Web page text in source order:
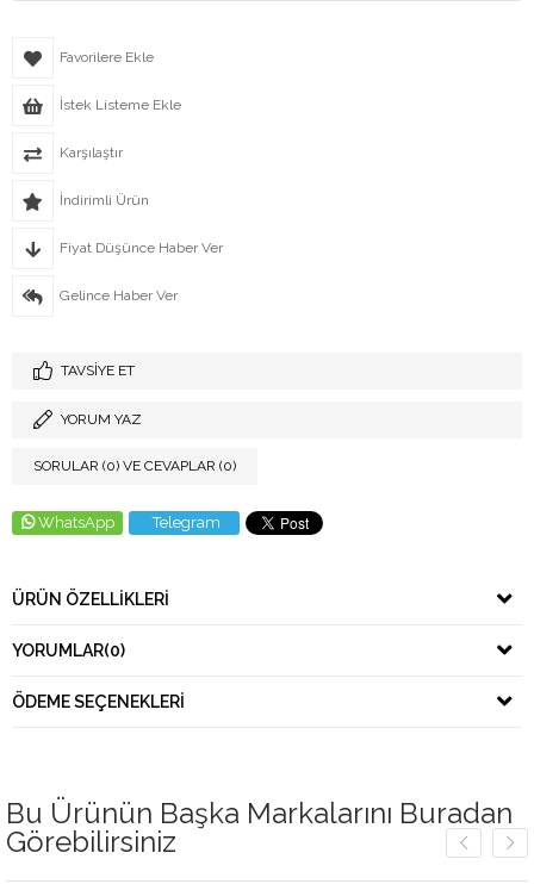
Favorilere Ekle
İstek Listeme Ekle
Karşılaştır
İndirimli Ürün
Fiyat Düşünce Haber Ver
Gelince Haber Ver
TAVSIYE ET
YORUM YAZ
SORULAR (0) VE CEVAPLAR (0)
WhatsApp Telegram
ÜRÜN ÖZELLIKLERI
YORUMLAR(0)
ÖDEME SEÇENEKLERI
Bu Ürünün Başka Markalarını Buradan
Görebilirsiniz